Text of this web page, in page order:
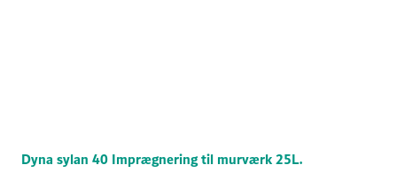
Dyna sylan 40 Imprægnering til murværk 25L.